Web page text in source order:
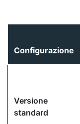
Configurazione
Versione
standard